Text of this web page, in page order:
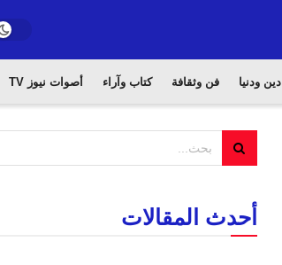
دين ودنيا فن وثقافة كتاب وآراء أصوات نيوز TV
أحدث المقالات